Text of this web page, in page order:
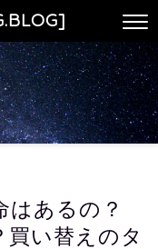
はあるの？
い替えのタ